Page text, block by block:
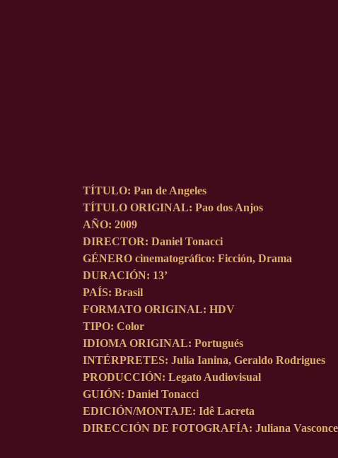
TÍTULO: Pan de Angeles
TÍTULO ORIGINAL: Pao dos Anjos
AÑO: 2009
DIRECTOR: Daniel Tonacci
GÉNERO cinematográfico: Ficción, Drama
DURACIÓN: 13’
PAÍS: Brasil
FORMATO ORIGINAL: HDV
TIPO: Color
IDIOMA ORIGINAL: Portugués
INTÉRPRETES: Julia Ianina, Geraldo Rodrigues
PRODUCCIÓN: Legato Audiovisual
GUIÓN: Daniel Tonacci
EDICIÓN/MONTAJE: Idê Lacreta
DIRECCIÓN DE FOTOGRAFÍA: Juliana